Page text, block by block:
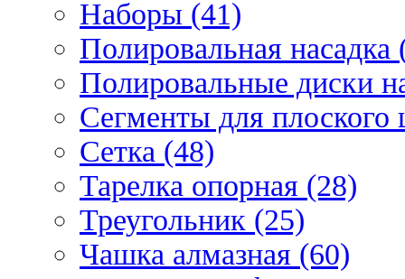
Наборы (41)
Полировальная насадка
Полировальные диски
Сегменты для
Сетка (48)
Тарелка опорная (28)
Треугольник (25)
Чашка алмазная (60)